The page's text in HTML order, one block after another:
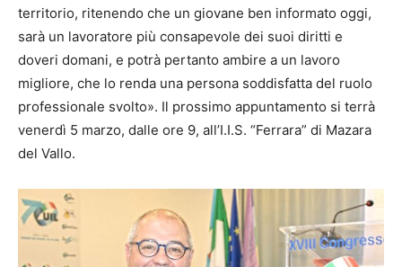
territorio, ritenendo che un giovane ben informato oggi,
sarà un lavoratore più consapevole dei suoi diritti e
doveri domani, e potrà pertanto ambire a un lavoro
migliore, che lo renda una persona soddisfatta del ruolo
professionale svolto». Il prossimo appuntamento si terrà
venerdì 5 marzo, dalle ore 9, all’I.I.S. “Ferrara” di Mazara
del Vallo.